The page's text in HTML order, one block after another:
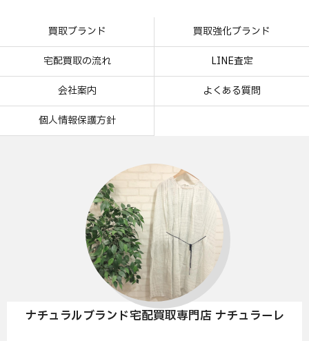
買取ブランド 買取強化ブランド
宅配買取の流れ LINE査定
会社案内 よくある質問
個人情報保護方針
ナチュラルブランド宅配買取専門店 ナチュラーレ